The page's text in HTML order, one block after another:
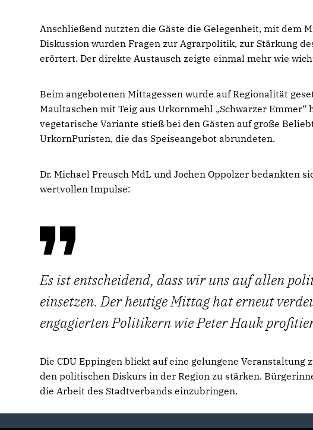
Anschließend nutzten die Gäste die Gelegenheit, mit dem
Diskussion wurden Fragen zur Agrarpolitik, zur Stärkung
erörtert. Der direkte Austausch zeigte einmal mehr wie
Beim angebotenen Mittagessen wurde auf Regionalität
Maultaschen mit Teig aus Urkornmehl „Schwarzer
vegetarische Variante stieß bei den Gästen auf große
UrkornPuristen, die das Speiseangebot abrundeten.
Dr. Michael Preusch MdL und Jochen Oppolzer bedankten
wertvollen Impulse:
Es ist entscheidend, dass wir uns auf allen
einsetzen. Der heutige Mittag hat erneut
engagierten Politikern wie Peter Hauk
Die CDU Eppingen blickt auf eine gelungene
den politischen Diskurs in der Region zu stärken.
die Arbeit des Stadtverbands einzubringen.